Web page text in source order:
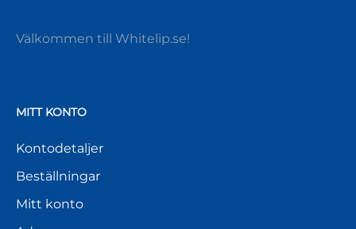
Välkommen till Whitelip.se!
MITT KONTO
Kontodetaljer
Beställningar
Mitt konto